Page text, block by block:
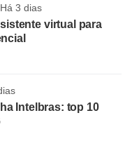
Há 3 dias
virtual para
Intelbras: top 10